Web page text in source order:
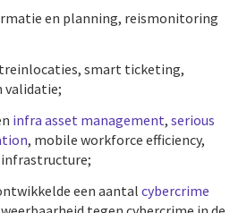
en planning, reismonitoring
smart ticketing,
validatie;
infra asset management, serious
, mobile workforce efficiency,
een aantal cybercrime